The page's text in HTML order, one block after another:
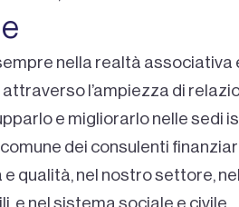
nella realtà associativa
l’ampiezza di
e migliorarlo nelle sedi
dei consulenti
e qualità, nel nostro settore,
e nel sistema sociale e civile.